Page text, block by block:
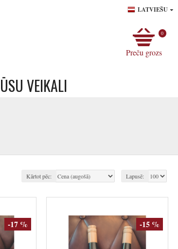
LATVIEŠU
Preču grozs
0
VEIKALI
Kārtot pēc: Lapusē:
-17 % -15 %